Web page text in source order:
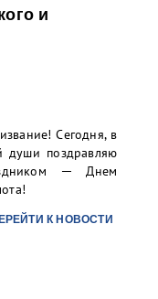
и желания
организации
системе
и
Сегодня, в
души поздравляю
─ Днем
К НОВОСТИ